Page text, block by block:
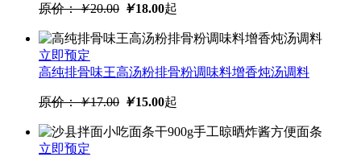
原价：￥20.00 ￥18.00起
立即预定
高纯排骨味王高汤粉排骨粉调味料增香炖汤调料
原价：￥17.00 ￥15.00起
立即预定